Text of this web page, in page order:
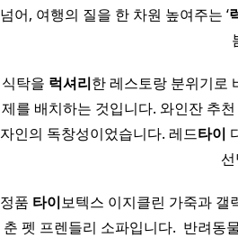
넘어, 여행의 질을 한 차원 높여주는 ‘
식탁을 럭셔리한 레스토랑 분위기로
제를 배치하는 것입니다. 와인잔 추
자인의 독창성이었습니다. 레드타이
정품 타이보텍스 이지클린 가죽과 갤
춘 펫 프렌들리 소파입니다. ​ 반려동